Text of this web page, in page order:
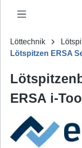
Löttechnik
Lötspitzen ERSA
ERSA i-